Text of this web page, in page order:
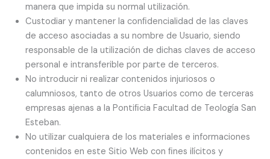
manera que impida su normal utilización.
Custodiar y mantener la conﬁdencialidad de las claves
de acceso asociadas a su nombre de Usuario, siendo
responsable de la utilización de dichas claves de acceso
personal e intransferible por parte de terceros.
No introducir ni realizar contenidos injuriosos o
calumniosos, tanto de otros Usuarios como de terceras
empresas ajenas a la Pontiﬁcia Facultad de Teología San
Esteban.
No utilizar cualquiera de los materiales e informaciones
contenidos en este Sitio Web con ﬁnes ilícitos y